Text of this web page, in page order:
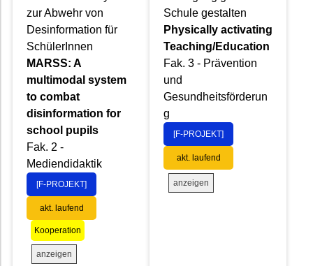
zur Abwehr von
Desinformation für
SchülerInnen
MARSS: A
multimodal system
to combat
disinformation for
school pupils
Fak. 2 -
Mediendidaktik
[F-PROJEKT]
akt. laufend
Kooperation
anzeigen
Schule gestalten
Physically activating
Teaching/Education
Fak. 3 - Prävention
und
Gesundheitsförderun
g
[F-PROJEKT]
akt. laufend
anzeigen